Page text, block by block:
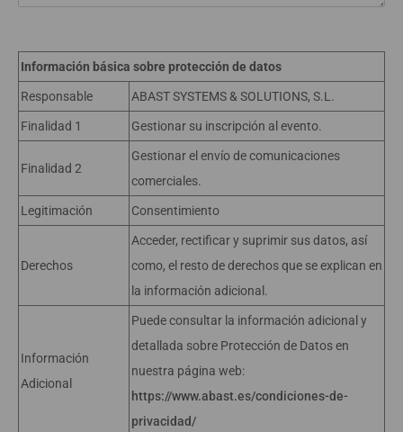
Información básica sobre protección de datos
Responsable ABAST SYSTEMS & SOLUTIONS, S.L.
Finalidad 1 Gestionar su inscripción al evento.
Finalidad 2
Gestionar el envío de comunicaciones
comerciales.
Legitimación Consentimiento
Derechos
Acceder, rectificar y suprimir sus datos, así
como, el resto de derechos que se explican en
la información adicional.
Información
Adicional
Puede consultar la información adicional y
detallada sobre Protección de Datos en
nuestra página web:
https://www.abast.es/condiciones-de-
privacidad/